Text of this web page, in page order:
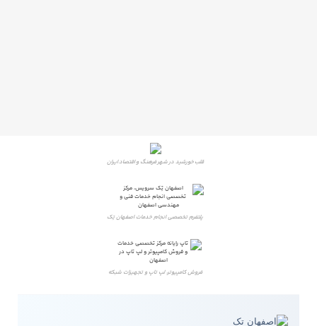
قلب خورشید در شهر فرهنگ و اقتصاد ایران
پلتفرم تخصصی انجام خدمات اصفهان تِک
فروش کامپیوتر، لپ تاپ و تجهیزات شبکه